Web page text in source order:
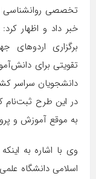
تخصصی روانشناسی
خبر داد و اظهار
برگزاری اردوهای
تقویتی برای
در این طرح ثبت‌نام
به موقع آموزش و
وی با اشاره به
اسلامی دانشگاه